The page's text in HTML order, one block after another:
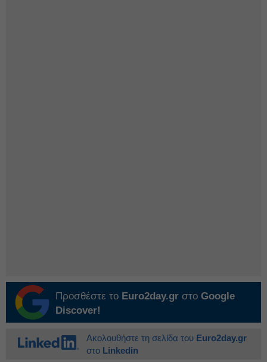
Προσθέστε το Euro2day.gr στο Google
Discover!
Ακολουθήστε τη σελίδα του Euro2day.gr
στο Linkedin